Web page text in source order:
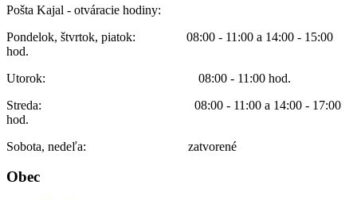
Pošta Kajal - otváracie hodiny:
Pondelok, štvrtok, piatok: 08:00 - 11:00 a 14:00 - 15:00
hod.
Utorok: 08:00 - 11:00 hod.
Streda: 08:00 - 11:00 a 14:00 - 17:00
hod.
Sobota, nedeľa: zatvorené
Obec